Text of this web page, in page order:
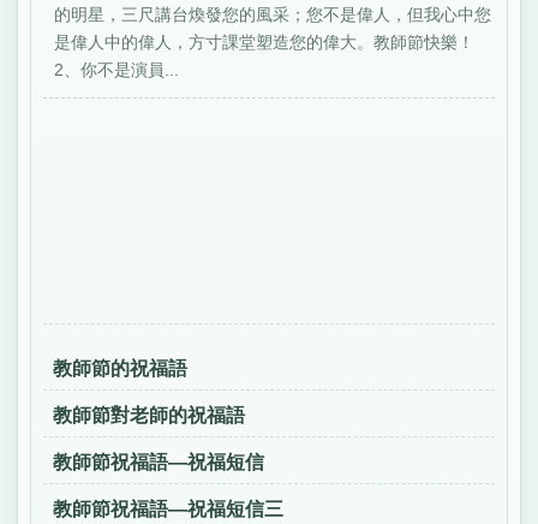
的明星，三尺講台煥發您的風采；您不是偉人，但我心中您
是偉人中的偉人，方寸課堂塑造您的偉大。教師節快樂！
2、你不是演員...
教師節的祝福語
教師節對老師的祝福語
教師節祝福語—祝福短信
教師節祝福語—祝福短信三